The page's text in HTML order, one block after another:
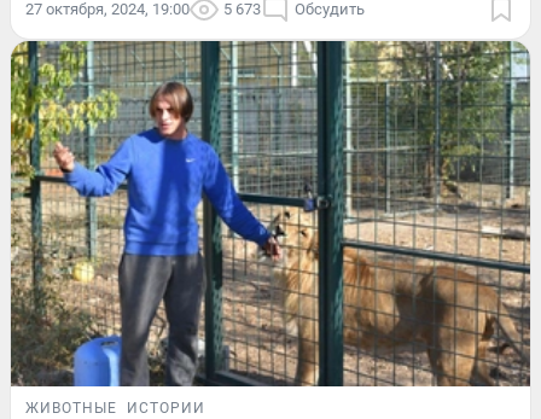
27 октября, 2024, 19:00 5 673 Обсудить
ЖИВОТНЫЕ ИСТОРИИ